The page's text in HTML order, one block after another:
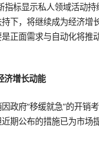
指标显示私人领域活动
下，将继续成为经济增
正面需求与自动化将推
济增长动能
政府“移缓就急”的开销
期公布的措施已为市场